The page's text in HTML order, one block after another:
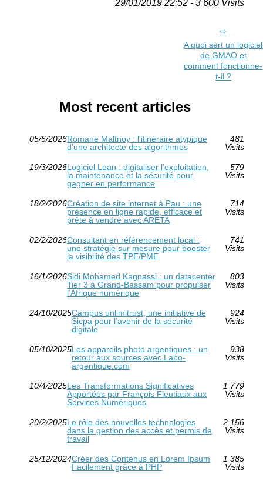
29/01/2019 22:52 - 3 600 Visits
A quoi sert un logiciel
de GMAO et
comment fonctionne-
t-il ?
Most recent articles
05/6/2026Romane Maltnoy : l'itinéraire atypique
d'une architecte des algorithmes
481
Visits
19/3/2026Logiciel Lean : digitaliser l’exploitation,
la maintenance et la sécurité pour
gagner en performance
579
Visits
18/2/2026Création de site internet à Pau : une
présence en ligne rapide, efficace et
prête à vendre avec ARETA
714
Visits
02/2/2026Consultant en référencement local :
une stratégie sur mesure pour booster
la visibilité des TPE/PME
741
Visits
16/1/2026Sidi Mohamed Kagnassi : un datacenter
Tier 3 à Grand‑Bassam pour propulser
l’Afrique numérique
803
Visits
24/10/2025Campus unlimitrust, une initiative de
Sicpa pour l'avenir de la sécurité
digitale
924
Visits
05/10/2025Les appareils photo argentiques : un
retour aux sources avec Labo-
argentique.com
938
Visits
10/4/2025Les Transformations Significatives
Apportées par François Fleutiaux aux
Services Numériques
1 779
Visits
20/2/2025Le rôle des nouvelles technologies
dans la gestion des accès et permis de
travail
2 156
Visits
25/12/2024Créer des Contenus en Lorem Ipsum
Facilement grâce à PHP
1 385
Visits